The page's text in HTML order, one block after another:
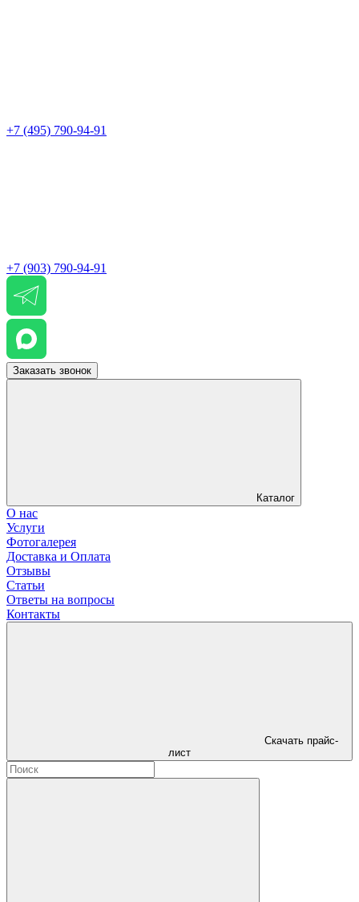
+7 (495) 790-94-91
+7 (903) 790-94-91
Заказать звонок
Каталог
О нас
Услуги
Фотогалерея
Доставка и Оплата
Отзывы
Статьи
Ответы на вопросы
Контакты
Скачать прайс-
лист